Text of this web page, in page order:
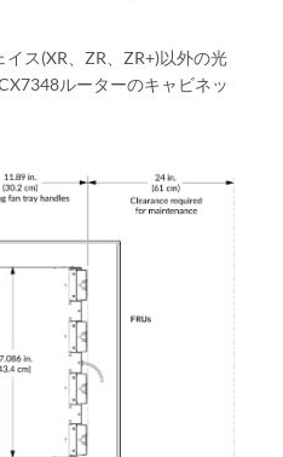
ス(XR、ZR、ZR+)以外の光
ルーターのキャビネッ